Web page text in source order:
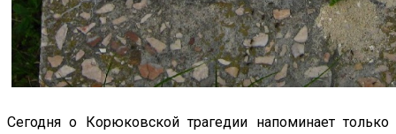
Сегодня о Корюковской трагедии напоминает только